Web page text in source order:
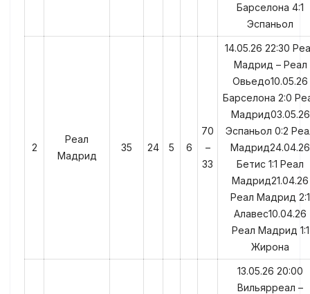
Барселона 4:1
Эспаньол
2
Реал
Мадрид
35 24 5 6
70
–
33
14.05.26 22:30
Мадрид – Реал
Овьедо10.05.26
Барселона 2:0
Мадрид03.05.26
Эспаньол 0:2
Мадрид24.04.26
Бетис 1:1 Реал
Мадрид21.04.26
Реал Мадрид 2:1
Алавес10.04.26
Реал Мадрид 1:1
Жирона
13.05.26 20:00
Вильярреал –